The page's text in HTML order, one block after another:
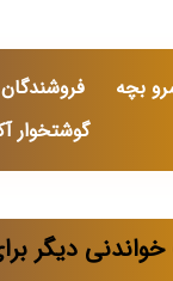
بچه
گوشتخوار
دیگر